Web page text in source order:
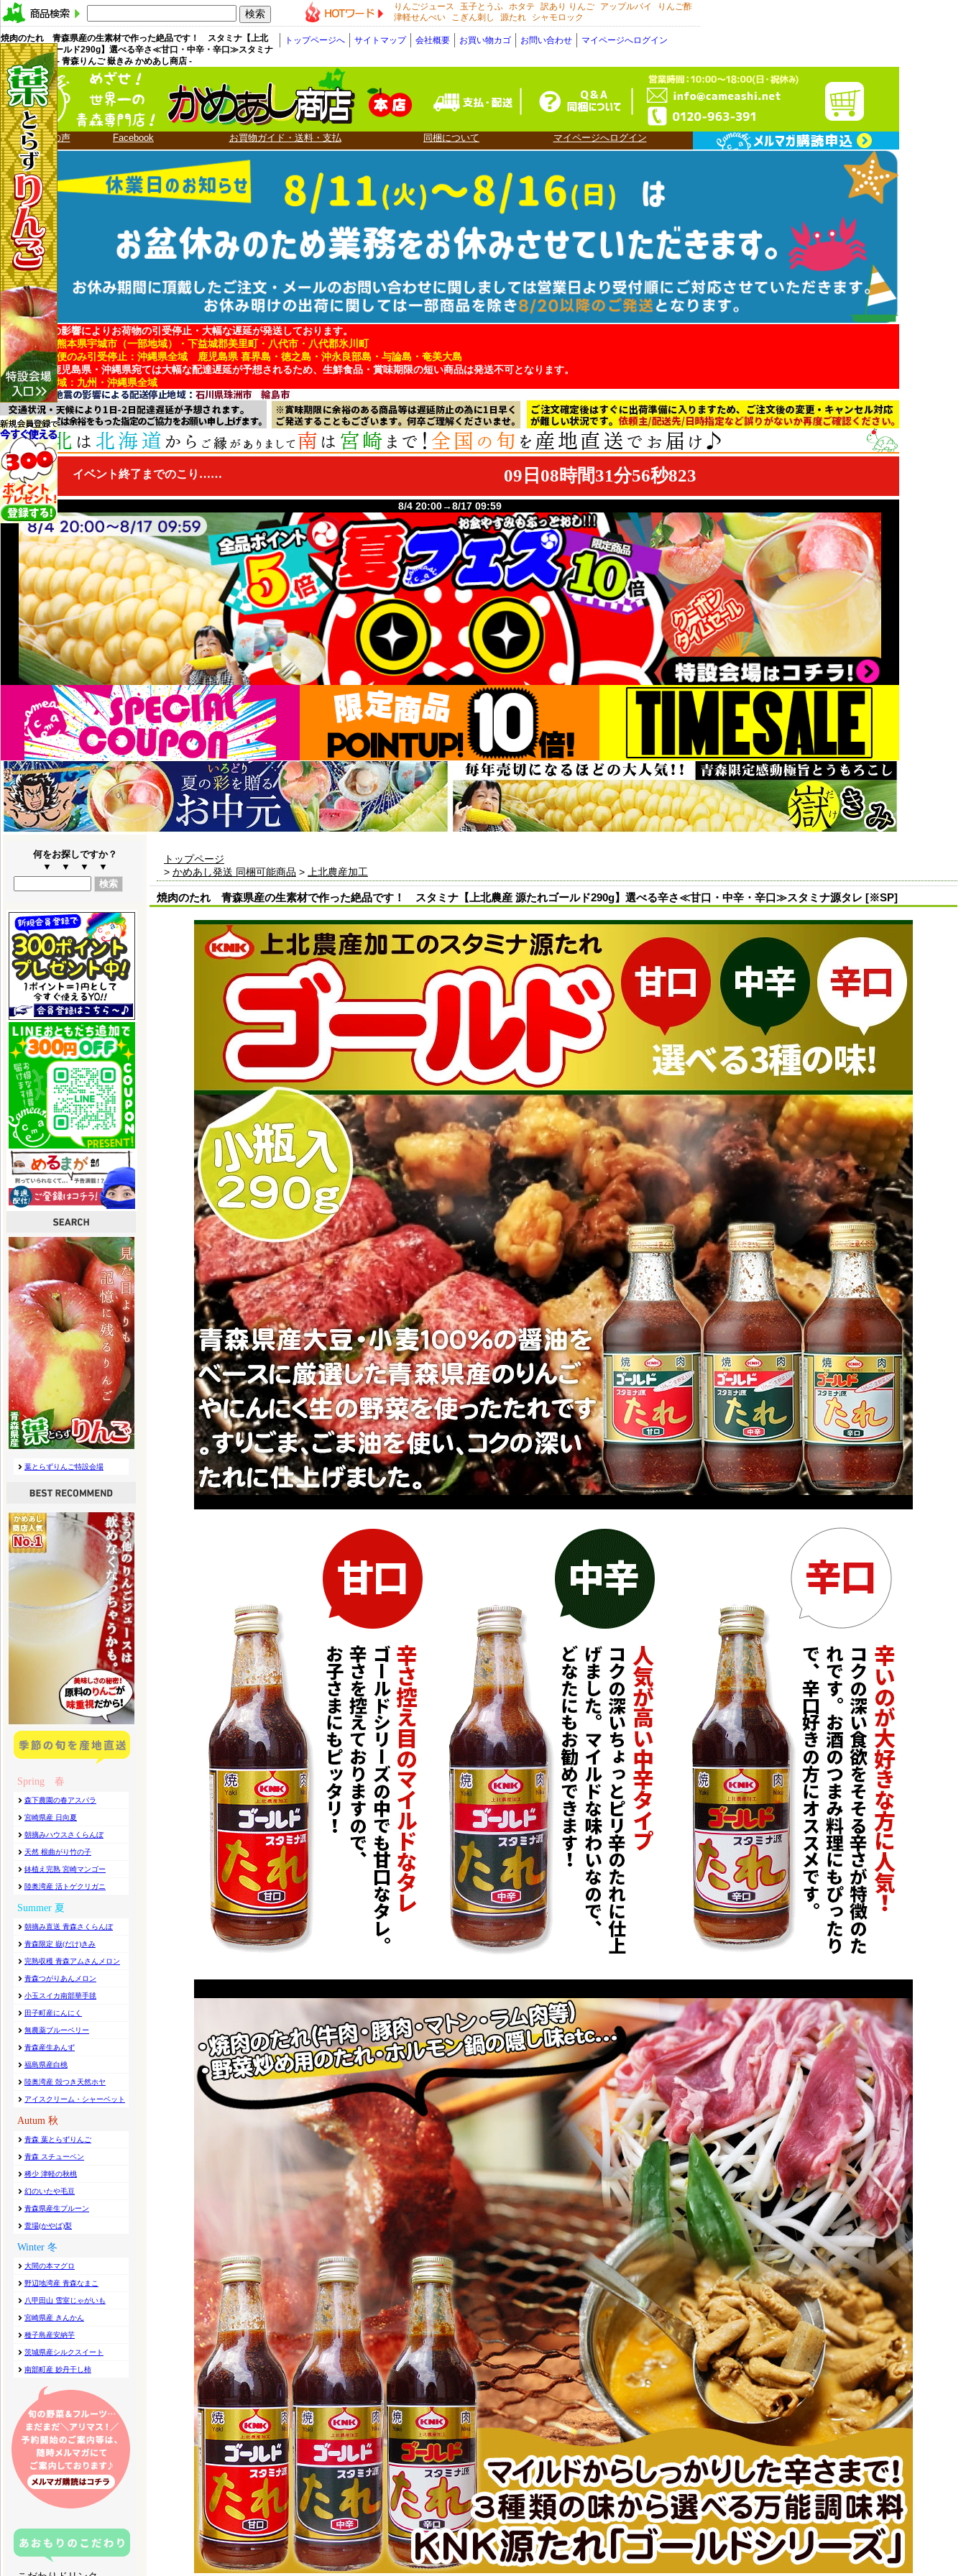
焼肉のたれ 青森県産の生素材で作った絶品です！ スタミナ【上北
農産 源たれゴールド290g】選べる辛さ≪甘口・中辛・辛口≫スタミナ
源タレ [※SP] - 青森りんご 嶽きみ かめあし商店 -
マイページへログイン
お問い合わせ
お買い物カゴ
会社概要
サイトマップ
トップページへ
HOTワード
りんごジュース 玉子とうふ ホタテ 訳あり りんご アップルパイ
りんご酢
津軽せんべい
こぎん刺し 源たれ シャモロック
お客様の声 Facebook お買物ガイド・送料・支払 同梱について マイページへログイン
地震・台風の影響によりお荷物の引受停止・大幅な遅延が発送しております。
■引受停止：熊本県宇城市（一部地域）・下益城郡美里町・八代市・八代郡氷川町
■冷蔵・冷凍便のみ引受停止：沖縄県全域 鹿児島県 喜界島・徳之島・沖永良部島・与論島・奄美大島
※熊本県・鹿児島県・沖縄県宛ては大幅な配達遅延が予想されるため、生鮮食品・賞味期限の短い商品は発送不可となります。
■配達遅延地域：九州・沖縄県全域
8/4 20:00→8/17 09:59
何をお探しですか？
▼ ▼ ▼ ▼
トップページ
> かめあし発送 同梱可能商品 > 上北農産加工
焼肉のたれ 青森県産の生素材で作った絶品です！ スタミナ【上北農産 源たれゴールド290g】選べる辛さ≪甘口・中辛・辛口≫スタミナ源タレ [※SP]